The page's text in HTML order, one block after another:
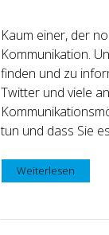
Kaum einer, der
Kommunikation.
finden und zu
Twitter und viele
tun und dass Sie
Weiterlesen